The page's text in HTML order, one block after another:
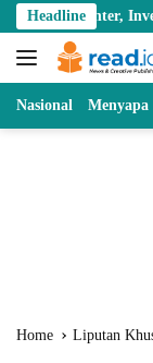
Skip
to
content
Headline
Investasi Swasta
Nasional Menyapa
Home Liputan